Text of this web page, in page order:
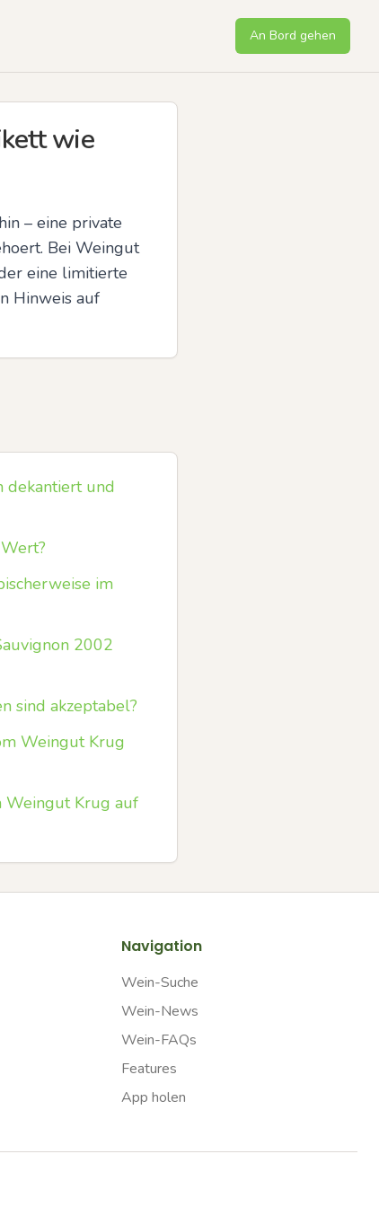
An Bord gehen
wie
– eine private
Bei Weingut
eine limitierte
Hinweis auf
dekantiert und
im
2002
sind akzeptabel?
Weingut Krug
Weingut Krug auf
Navigation
Wein-Suche
Wein-News
Wein-FAQs
Features
App holen